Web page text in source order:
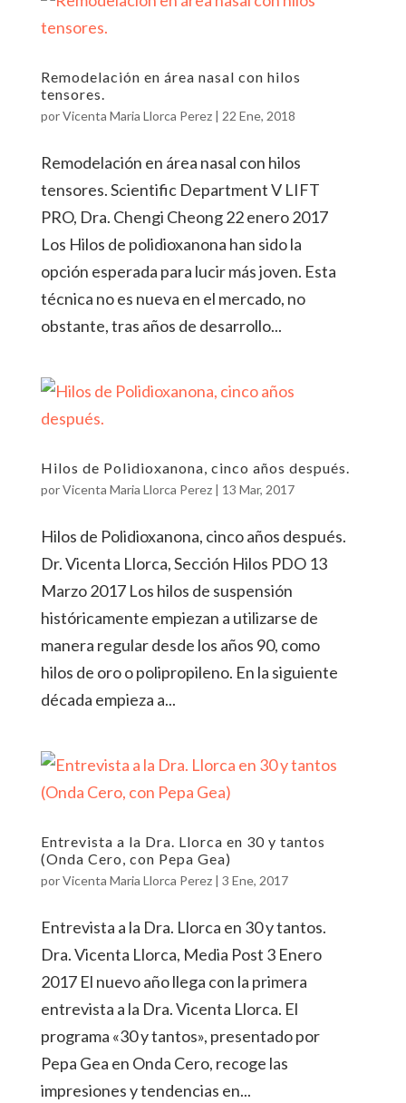
Remodelación en área nasal con hilos
tensores.
porVicenta Maria Llorca Perez| 22 Ene, 2018
Remodelación en área nasal con hilos
tensores. Scientific Department V LIFT
PRO, Dra. Chengi Cheong 22 enero 2017
Los Hilos de polidioxanona han sido la
opción esperada para lucir más joven. Esta
técnica no es nueva en el mercado, no
obstante, tras años de desarrollo...
Hilos de Polidioxanona, cinco años después.
porVicenta Maria Llorca Perez| 13 Mar, 2017
Hilos de Polidioxanona, cinco años después.
Dr. Vicenta Llorca, Sección Hilos PDO 13
Marzo 2017 Los hilos de suspensión
históricamente empiezan a utilizarse de
manera regular desde los años 90, como
hilos de oro o polipropileno. En la siguiente
década empieza a...
Entrevista a la Dra. Llorca en 30 y tantos
(Onda Cero, con Pepa Gea)
porVicenta Maria Llorca Perez| 3 Ene, 2017
Entrevista a la Dra. Llorca en 30 y tantos.
Dra. Vicenta Llorca, Media Post 3 Enero
2017 El nuevo año llega con la primera
entrevista a la Dra. Vicenta Llorca. El
programa «30 y tantos», presentado por
Pepa Gea en Onda Cero, recoge las
impresiones y tendencias en...